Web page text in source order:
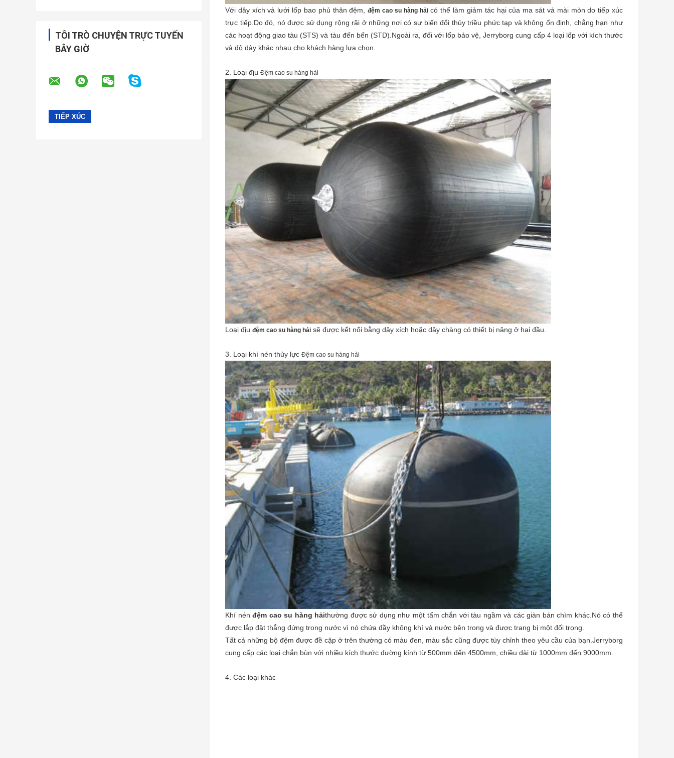
TÔI TRÒ CHUYỆN TRỰC TUYẾN
BÂY GIỜ
Với dây xích và lưới lốp bao phủ thân đệm, đệm cao su hàng hải có thể làm giảm tác hại của ma sát và mài mòn do tiếp xúc
trực tiếp.Do đó, nó được sử dụng rộng rãi ở những nơi có sự biến đổi thủy triều phức tạp và không ổn định, chẳng hạn như
các hoạt động giao tàu (STS) và tàu đến bến (STD).Ngoài ra, đối với lốp bảo vệ, Jerryborg cung cấp 4 loại lốp với kích thước
và độ dày khác nhau cho khách hàng lựa chọn.
2. Loại địu Đệm cao su hàng hải
Loại địu đệm cao su hàng hải sẽ được kết nối bằng dây xích hoặc dây chàng có thiết bị nâng ở hai đầu.
3. Loại khí nén thủy lực Đệm cao su hàng hải
Khí nénđệm cao su hàng hảithường được sử dụng như một tấm chắn với tàu ngầm và các giàn bán chìm khác.Nó có thể
được lắp đặt thẳng đứng trong nước vì nó chứa đầy không khí và nước bên trong và được trang bị một đối trọng.
Tất cả những bộ đệm được đề cập ở trên thường có màu đen, màu sắc cũng được tùy chỉnh theo yêu cầu của bạn.Jerryborg
cung cấp các loại chắn bùn với nhiều kích thước đường kính từ 500mm đến 4500mm, chiều dài từ 1000mm đến 9000mm.
4. Các loại khác